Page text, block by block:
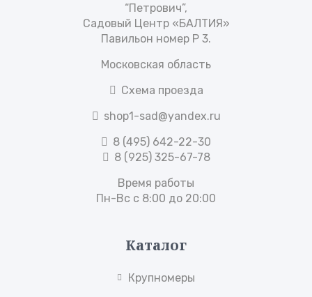
“Петрович”,
Садовый Центр «БАЛТИЯ»
Павильон номер Р 3.
Московская область
Схема проезда
shop1-sad@yandex.ru
8 (495) 642-22-30
8 (925) 325-67-78
Время работы
Пн-Вс с 8:00 до 20:00
Каталог
Крупномеры